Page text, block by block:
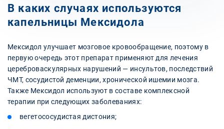
В каких случаях используются
капельницы Мексидола
Мексидол улучшает мозговое кровообращение, поэтому в
первую очередь этот препарат применяют для лечения
цереброваскулярных нарушений — инсультов, последствий
ЧМТ, сосудистой деменции, хронической ишемии мозга.
Также Мексидол используют в составе комплексной
терапии при следующих заболеваниях:
вегетососудистая дистония;